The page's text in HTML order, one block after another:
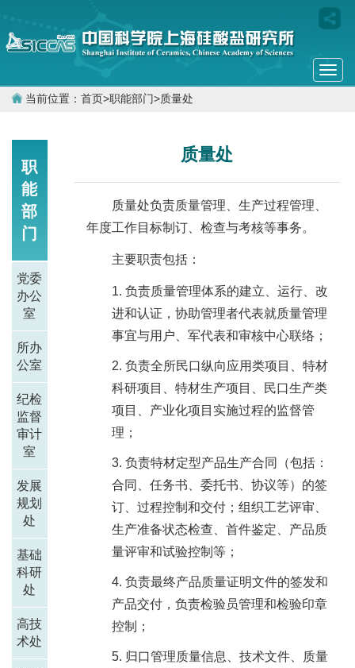
当前位置： 首页>职能部门>质量处
职
能
部
门
党委
办公
室
所办
公室
纪检
监督
审计
室
发展
规划
处
基础
科研
处
高技
术处
质量处
质量处负责质量管理、生产过程管理、
年度工作目标制订、检查与考核等事务。
主要职责包括：
负责质量管理体系的建立、运行、改
进和认证，协助管理者代表就质量管理
事宜与用户、军代表和审核中心联络；
负责全所民口纵向应用类项目、特材
科研项目、特材生产项目、民口生产类
项目、产业化项目实施过程的监督管
理；
负责特材定型产品生产合同（包括：
合同、任务书、委托书、协议等）的签
订、过程控制和交付；组织工艺评审、
生产准备状态检查、首件鉴定、产品质
量评审和试验控制等；
负责最终产品质量证明文件的签发和
产品交付，负责检验员管理和检验印章
控制；
归口管理质量信息、技术文件、质量